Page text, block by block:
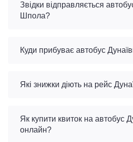
Звідки відправляється
Шпола?
Куди прибуває автобус
Які знижки діють на рейс
Як купити квиток на автобус
онлайн?